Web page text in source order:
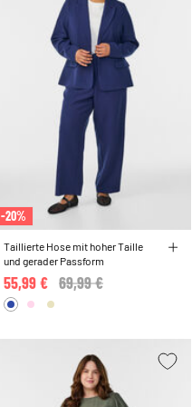
-20%
Taillierte Hose mit hoher Taille
und gerader Passform
Price reduced from
69,99 €
55,99 €